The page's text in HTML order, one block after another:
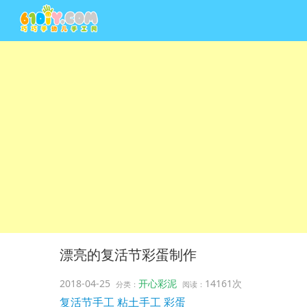
漂亮的复活节彩蛋制作
2018-04-25 分类： 开心彩泥 阅读： 14161次
复活节手工粘土手工彩蛋